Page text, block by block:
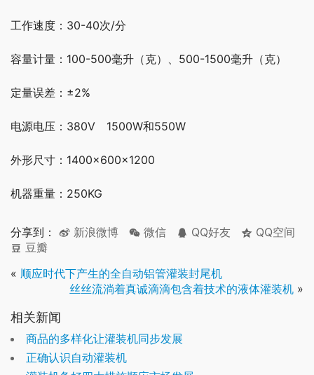
工作速度：30-40次/分
容量计量：100-500毫升（克）、500-1500毫升（克）
定量误差：±2%
电源电压：380V　1500W和550W
外形尺寸：1400×600×1200
机器重量：250KG
分享到： 新浪微博 微信 QQ好友
QQ空间
豆瓣
« 顺应时代下产生的全自动铝管灌装封尾机
丝丝流淌着真诚滴滴包含着技术的液体灌装机 »
相关新闻
商品的多样化让灌装机同步发展
正确认识自动灌装机